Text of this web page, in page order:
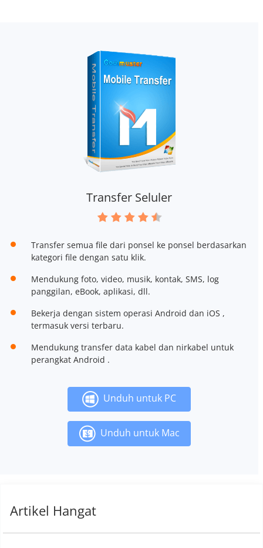
Transfer Seluler
Transfer semua file dari ponsel ke ponsel berdasarkan
kategori file dengan satu klik.
Mendukung foto, video, musik, kontak, SMS, log
panggilan, eBook, aplikasi, dll.
Bekerja dengan sistem operasi Android dan iOS ,
termasuk versi terbaru.
Mendukung transfer data kabel dan nirkabel untuk
perangkat Android .
Unduh untuk PC
Unduh untuk Mac
Artikel Hangat